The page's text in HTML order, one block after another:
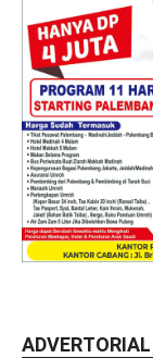
ADVERTORIAL